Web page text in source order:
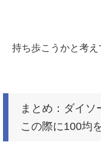
持ち歩こうかと考え
まとめ：ダイソ
この際に100均